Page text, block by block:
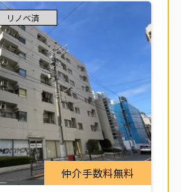
仲介手数料無料
リノベ済